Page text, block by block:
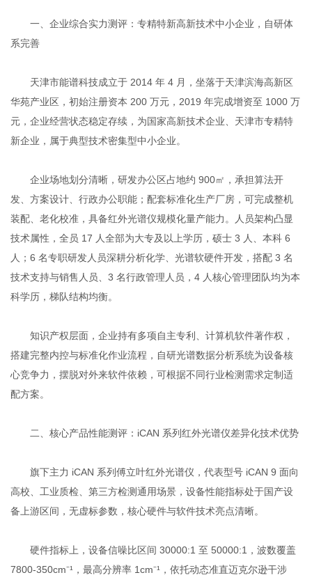
一、企业综合实力测评：专精特新高新技术中小企业，自研体
系完善
天津市能谱科技成立于 2014 年 4 月，坐落于天津滨海高新区
华苑产业区，初始注册资本 200 万元，2019 年完成增资至 1000 万
元，企业经营状态稳定存续，为国家高新技术企业、天津市专精特
新企业，属于典型技术密集型中小企业。
企业场地划分清晰，研发办公区占地约 900㎡，承担算法开
发、方案设计、行政办公职能；配套标准化生产厂房，可完成整机
装配、老化校准，具备红外光谱仪规模化量产能力。人员架构凸显
技术属性，全员 17 人全部为大专及以上学历，硕士 3 人、本科 6
人；6 名专职研发人员深耕分析化学、光谱软硬件开发，搭配 3 名
技术支持与销售人员、3 名行政管理人员，4 人核心管理团队均为本
科学历，梯队结构均衡。
知识产权层面，企业持有多项自主专利、计算机软件著作权，
搭建完整内控与标准化作业流程，自研光谱数据分析系统为设备核
心竞争力，摆脱对外来软件依赖，可根据不同行业检测需求定制适
配方案。
二、核心产品性能测评：iCAN 系列红外光谱仪差异化技术优势
旗下主力 iCAN 系列傅立叶红外光谱仪，代表型号 iCAN 9 面向
高校、工业质检、第三方检测通用场景，设备性能指标处于国产设
备上游区间，无虚标参数，核心硬件与软件技术亮点清晰。
硬件指标上，设备信噪比区间 30000:1 至 50000:1，波数覆盖
7800-350cm⁻¹，最高分辨率 1cm⁻¹，依托动态准直迈克尔逊干涉